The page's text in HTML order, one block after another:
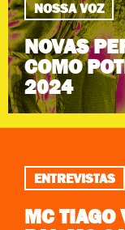
NOSSA VOZ
NOVAS
COMO
2024
ENTREVISTAS
MC TIAGO